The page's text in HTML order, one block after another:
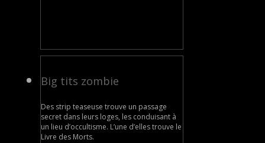
Big tits zombie
Des strip teaseuse trouve un passage
secret dans leurs loges, les conduisant à
un lieu d’occultisme. L’une d’elles trouve le
Livre des Morts.